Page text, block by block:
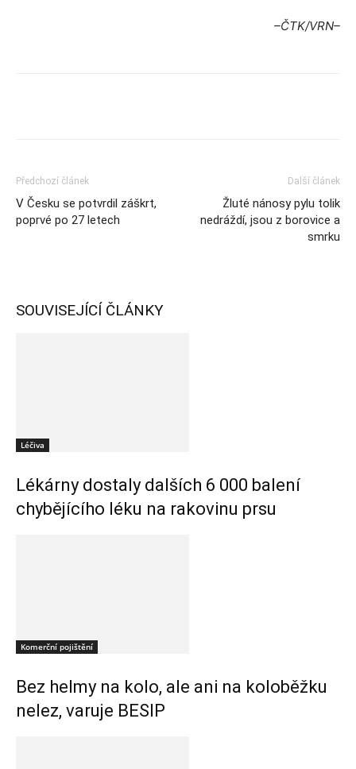
–ČTK/VRN–
Předchozí článek
V Česku se potvrdil záškrt,
poprvé po 27 letech
Další článek
Žluté nánosy pylu tolik
nedráždí, jsou z borovice a
smrku
SOUVISEJÍCÍ ČLÁNKY
Léčiva
Lékárny dostaly dalších 6 000 balení
chybějícího léku na rakovinu prsu
Komerční pojištění
Bez helmy na kolo, ale ani na koloběžku
nelez, varuje BESIP